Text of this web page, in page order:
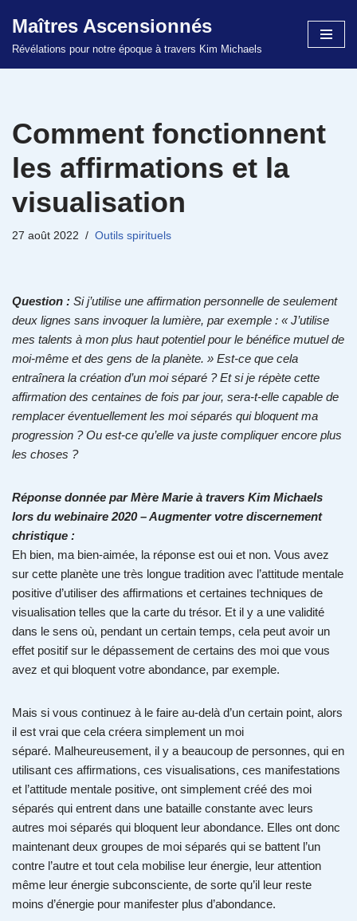
Aller
Maîtres Ascensionnés
Révélations pour notre époque à travers Kim Michaels
Comment fonctionnent
les affirmations et la
visualisation
27 août 2022 Outils spirituels
Question : Si j’utilise une affirmation personnelle de seulement
deux lignes sans invoquer la lumière, par exemple : « J’utilise
mes talents à mon plus haut potentiel pour le bénéfice mutuel de
moi-même et des gens de la planète. » Est-ce que cela
entraînera la création d’un moi séparé ? Et si je répète cette
affirmation des centaines de fois par jour, sera-t-elle capable de
remplacer éventuellement les moi séparés qui bloquent ma
progression ? Ou est-ce qu’elle va juste compliquer encore plus
les choses ?
Réponse donnée par Mère Marie à travers Kim Michaels
lors du webinaire 2020 – Augmenter votre discernement
christique :
Eh bien, ma bien-aimée, la réponse est oui et non. Vous avez
sur cette planète une très longue tradition avec l’attitude mentale
positive d’utiliser des affirmations et certaines techniques de
visualisation telles que la carte du trésor. Et il y a une validité
dans le sens où, pendant un certain temps, cela peut avoir un
effet positif sur le dépassement de certains des moi que vous
avez et qui bloquent votre abondance, par exemple.
Mais si vous continuez à le faire au-delà d’un certain point, alors
il est vrai que cela créera simplement un moi
séparé. Malheureusement, il y a beaucoup de personnes, qui en
utilisant ces affirmations, ces visualisations, ces manifestations
et l’attitude mentale positive, ont simplement créé des moi
séparés qui entrent dans une bataille constante avec leurs
autres moi séparés qui bloquent leur abondance. Elles ont donc
maintenant deux groupes de moi séparés qui se battent l’un
contre l’autre et tout cela mobilise leur énergie, leur attention
même leur énergie subconsciente, de sorte qu’il leur reste
moins d’énergie pour manifester plus d’abondance.